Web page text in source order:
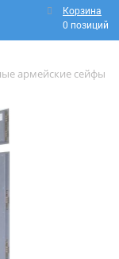
Корзина
0 позиций
армейские сейфы